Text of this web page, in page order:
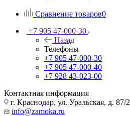
Сравнение товаров0
+7 905 47-000-30
Назад
Телефоны
+7 905 47-000-30
+7 905 47-000-40
+7 928 43-023-00
Контактная информация
г. Краснодар, ул. Уральская, д. 87/2
info@zamoka.ru